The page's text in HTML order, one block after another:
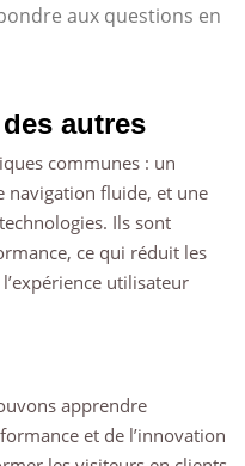
aux questions en
autres
communes : un
navigation fluide, et une
Ils sont
ce qui réduit les
utilisateur
apprendre
et de l’innovation